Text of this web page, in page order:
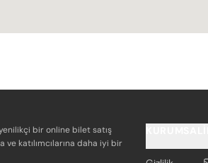
bir online bilet satış
katılımcılarına daha iyi bir